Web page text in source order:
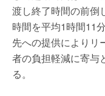
渡し終了時間の前倒
時間を平均1時間11
先への提供によりリ
者の負担軽減に寄与
る。